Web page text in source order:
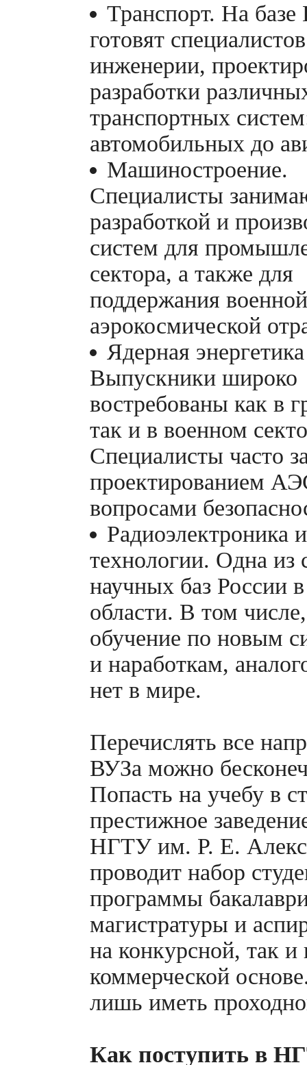
Транспорт. На базе
готовят
инженерии,
разработки
транспортных
автомобильных до
Машиностроение.
Специалисты
разработкой и
систем для
сектора, а также для
поддержания
аэрокосмической
Ядерная
Выпускники широко
востребованы как в
так и в военном
Специалисты часто
проектированием
вопросами
Радиоэлектроника
технологии. Одна из
научных баз России
области. В том
обучение по новым
и наработкам,
нет в мире.
Перечислять все
ВУЗа можно
Попасть на учебу в
престижное
НГТУ им. Р. Е.
проводит набор
программы
магистратуры и
на конкурсной, так и
коммерческой
лишь иметь
Как поступить в